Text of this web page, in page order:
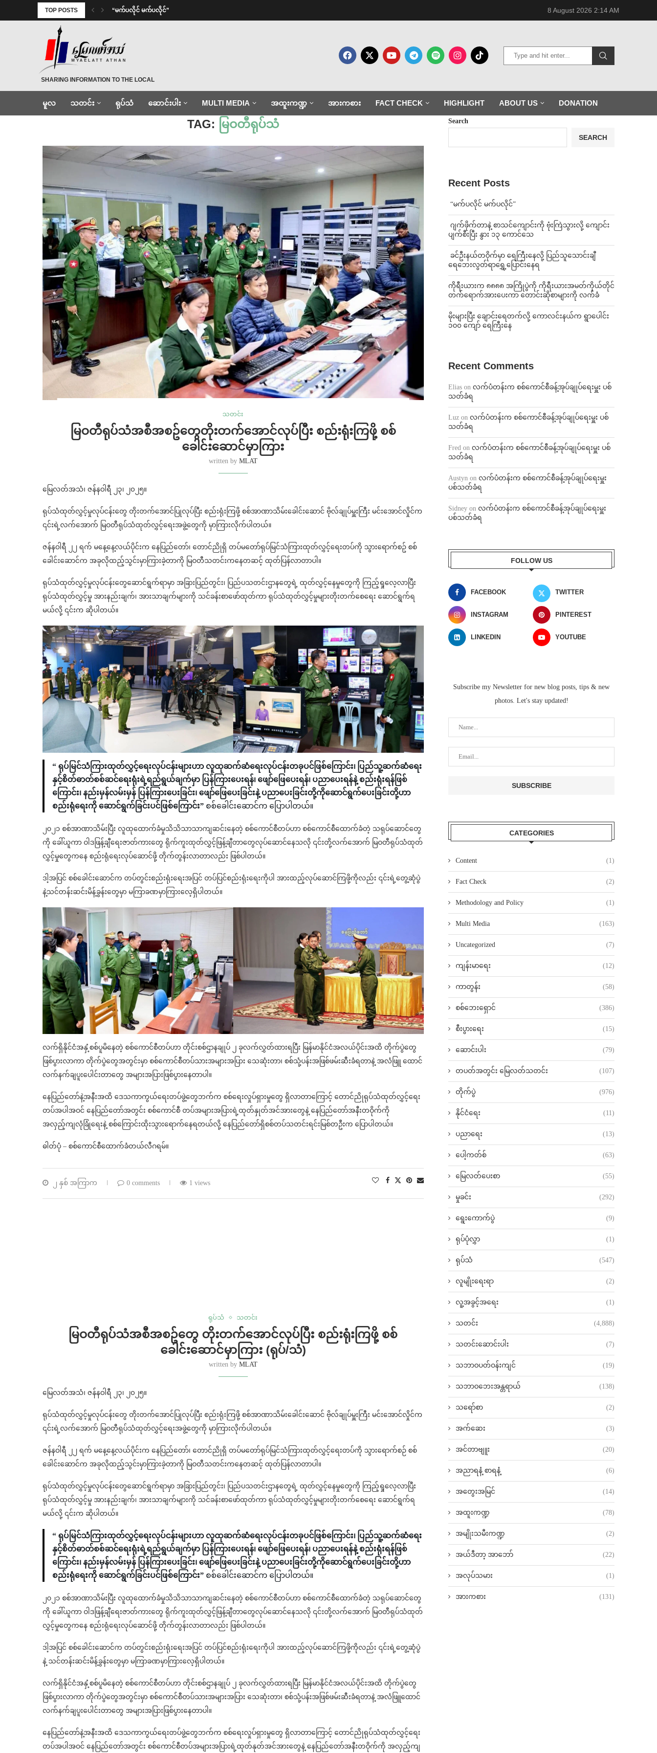
TOP POSTS ⁨ ⁨“မက်ပလိုင် မက်ပလိုင်” 8 August 2026 2:14 AM
MYAELATT ATHAN
SHARING INFORMATION TO THE LOCAL
မူလ သတင်း ရုပ်သံ ဆောင်းပါး MULTI MEDIA အထူးကဏ္ဍ အားကစား FACT CHECK HIGHLIGHT ABOUT US DONATION
Home မြဝတီရုပ်သံ
TAG: မြဝတီရုပ်သံ
သတင်း
မြဝတီရုပ်သံအစီအစဥ်တွေတိုးတက်အောင်လုပ်ပြီး စည်းရုံးကြဖို့ စစ်
ခေါင်းဆောင်မှာကြား
written by MLAT
မြေလတ်အသံ၊ ဇန်နဝါရီ ၂၃၊ ၂၀၂၅။
ရုပ်သံထုတ်လွှင့်မှုလုပ်ငန်းတွေ တိုးတက်အောင်ပြုလုပ်ပြီး စည်းရုံးကြဖို့ စစ်အာဏာသိမ်းခေါင်းဆောင် ဗိုလ်ချုပ်မှူးကြီး မင်းအောင်လှိုင်က
၎င်းရဲ့လက်အောက် မြဝတီရုပ်သံထုတ်လွှင့်ရေးအဖွဲ့တွေကို မှာကြားလိုက်ပါတယ်။
ဇန်နဝါရီ ၂၂ ရက် မနေ့နေ့လယ်ပိုင်းက နေပြည်တော်၊ တောင်ညိုရှိ တပ်မတော်ရုပ်မြင်သံကြားထုတ်လွှင့်ရေးတပ်ကို သွားရောက်စဥ် စစ်
ခေါင်းဆောင်က အခုလိုထည့်သွင်းမှာကြားခဲ့တာကို မြဝတီသတင်းကနေတဆင့် ထုတ်ပြန်လာတာပါ။
ရုပ်သံထုတ်လွှင့်မှုလုပ်ငန်းတွေဆောင်ရွက်ရာမှာ အခြားပြည်တွင်း၊ ပြည်ပသတင်းဌာနတွေရဲ့ ထုတ်လွှင့်နေမှုတွေကို ကြည့်ရှုလေ့လာပြီး
ရုပ်သံထုတ်လွှင့်မှု အားနည်းချက်၊ အားသာချက်များကို သင်ခန်းစာဖော်ထုတ်ကာ ရုပ်သံထုတ်လွှင့်မှုများတိုးတက်စေရေး ဆောင်ရွက်ရ
မယ်လို့ ၎င်းက ဆိုပါတယ်။
“ ရုပ်မြင်သံကြားထုတ်လွှင့်ရေးလုပ်ငန်းများဟာ လူထုဆက်ဆံရေးလုပ်ငန်းတခုပင်ဖြစ်ကြောင်း၊ ပြည်သူ့ဆက်ဆံရေး
နှင့်စိတ်ဓာတ်စစ်ဆင်ရေးရုံးရဲ့ရည်ရွယ်ချက်မှာ ပြန်ကြားပေးရန်၊ ဖျော်ဖြေပေးရန်၊ ပညာပေးရန်နဲ့ စည်းရုံးရန်ဖြစ်
ကြောင်း၊ နည်းမှန်လမ်းမှန် ပြန်ကြားပေးခြင်း၊ ဖျော်ဖြေပေးခြင်းနဲ့ ပညာပေးခြင်းတို့ကိုဆောင်ရွက်ပေးခြင်းတို့ဟာ
စည်းရုံရေးကို ဆောင်ရွက်ခြင်းပင်ဖြစ်ကြောင်း” စစ်ခေါင်းဆောင်က ပြောပါတယ်။
၂၀၂၁ စစ်အာဏာသိမ်းပြီး လူထုထောက်ခံမှုသိသိသာသာကျဆင်းနေတဲ့ စစ်ကောင်စီတပ်ဟာ စစ်ကောင်စီထောက်ခံတဲ့ သရုပ်ဆောင်တွေ
ကို ခေါ်ယူကာ ဝါဒဖြန့်ချီရေးဇာတ်ကားတွေ ရိုက်ကူးထုတ်လွှင့်ဖြန့်ချီတာတွေလုပ်ဆောင်နေသလို ၎င်းတို့လက်အောက် မြဝတီရုပ်သံထုတ်
လွှင့်မှုတွေကနေ စည်းရုံရေးလုပ်ဆောင်ဖို့ တိုက်တွန်းလာတာလည်း ဖြစ်ပါတယ်။
ဒါ့အပြင် စစ်ခေါင်းဆောင်က တပ်တွင်းစည်းရုံးရေးအပြင် တပ်ပြင်စည်းရုံးရေးကိုပါ အားထည့်လုပ်ဆောင်ကြဖို့ကိုလည်း ၎င်းရဲ့တွေ့ဆုံပွဲ
နဲ့သင်တန်းဆင်းမိန့်ခွန်းတွေမှာ မကြာခဏမှာကြားလေ့ရှိပါတယ်။
လက်ရှိနိုင်ငံအနှံ့စစ်ပူမိနေတဲ့ စစ်ကောင်စီတပ်ဟာ တိုင်းစစ်ဌာနချုပ် ၂ ခုလက်လွှတ်ထားရပြီး မြန်မာနိုင်ငံအလယ်ပိုင်းအထိ တိုက်ပွဲတွေ
ဖြစ်ပွားလာကာ တိုက်ပွဲတွေအတွင်းမှာ စစ်ကောင်စီတပ်သားအများအပြား သေဆုံးတာ၊ စစ်သုံ့ပန်းအဖြစ်ဖမ်းဆီးခံရတာနဲ့ အလံဖြူ ထောင်
လက်နက်ချပူးပေါင်းတာတွေ အများအပြားဖြစ်ပွားနေတာပါ။
နေပြည်တော်နဲ့အနီးအထိ ဒေသကာကွယ်ရေးတပ်ဖွဲ့တွေဘက်က စစ်ရေးလှုပ်ရှားမှုတွေ ရှိလာတာကြောင့် တောင်ညိုရုပ်သံထုတ်လွှင့်ရေး
တပ်အပါအဝင် နေပြည်တော်အတွင်း စစ်ကောင်စီ တပ်အများအပြားရဲ့ထုတ်နှုတ်အင်အားတွေနဲ့ နေပြည်တော်အနီးတဝိုက်ကို
အလှည့်ကျလုံခြုံရေးနဲ့ စစ်ကြောင်းထိုးသွားရောက်နေရတယ်လို့ နေပြည်တော်ရှိစစ်တပ်သတင်းရင်းမြစ်တဦးက ပြောပါတယ်။
ဓါတ်ပုံ – စစ်ကောင်စီထောက်ခံတယ်လီဂရမ်။
၂ နှစ် အကြာက 0 comments 1 views
ရုပ်သံ သတင်း
မြဝတီရုပ်သံအစီအစဥ်တွေ တိုးတက်အောင်လုပ်ပြီး စည်းရုံးကြဖို့ စစ်
ခေါင်းဆောင်မှာကြား (ရုပ်/သံ)
written by MLAT
မြေလတ်အသံ၊ ဇန်နဝါရီ ၂၃၊ ၂၀၂၅။
ရုပ်သံထုတ်လွှင့်မှုလုပ်ငန်းတွေ တိုးတက်အောင်ပြုလုပ်ပြီး စည်းရုံးကြဖို့ စစ်အာဏာသိမ်းခေါင်းဆောင် ဗိုလ်ချုပ်မှူးကြီး မင်းအောင်လှိုင်က
၎င်းရဲ့လက်အောက် မြဝတီရုပ်သံထုတ်လွှင့်ရေးအဖွဲ့တွေကို မှာကြားလိုက်ပါတယ်။
ဇန်နဝါရီ ၂၂ ရက် မနေ့နေ့လယ်ပိုင်းက နေပြည်တော်၊ တောင်ညိုရှိ တပ်မတော်ရုပ်မြင်သံကြားထုတ်လွှင့်ရေးတပ်ကို သွားရောက်စဉ် စစ်
ခေါင်းဆောင်က အခုလိုထည့်သွင်းမှာကြားခဲ့တာကို မြဝတီသတင်းကနေတဆင့် ထုတ်ပြန်လာတာပါ။
ရုပ်သံထုတ်လွှင့်မှုလုပ်ငန်းတွေဆောင်ရွက်ရာမှာ အခြားပြည်တွင်း၊ ပြည်ပသတင်းဌာနတွေရဲ့ ထုတ်လွှင့်နေမှုတွေကို ကြည့်ရှုလေ့လာပြီး
ရုပ်သံထုတ်လွှင့်မှု အားနည်းချက်၊ အားသာချက်များကို သင်ခန်းစာဖော်ထုတ်ကာ ရုပ်သံထုတ်လွှင့်မှုများတိုးတက်စေရေး ဆောင်ရွက်ရ
မယ်လို့ ၎င်းက ဆိုပါတယ်။
“ ရုပ်မြင်သံကြားထုတ်လွှင့်ရေးလုပ်ငန်းများဟာ လူထုဆက်ဆံရေးလုပ်ငန်းတခုပင်ဖြစ်ကြောင်း၊ ပြည်သူ့ဆက်ဆံရေး
နှင့်စိတ်ဓာတ်စစ်ဆင်ရေးရုံးရဲ့ရည်ရွယ်ချက်မှာ ပြန်ကြားပေးရန်၊ ဖျော်ဖြေပေးရန်၊ ပညာပေးရန်နဲ့ စည်းရုံးရန်ဖြစ်
ကြောင်း၊ နည်းမှန်လမ်းမှန် ပြန်ကြားပေးခြင်း၊ ဖျော်ဖြေပေးခြင်းနဲ့ ပညာပေးခြင်းတို့ကိုဆောင်ရွက်ပေးခြင်းတို့ဟာ
စည်းရုံရေးကို ဆောင်ရွက်ခြင်းပင်ဖြစ်ကြောင်း” စစ်ခေါင်းဆောင်က ပြောပါတယ်။
၂၀၂၁ စစ်အာဏာသိမ်းပြီး လူထုထောက်ခံမှုသိသိသာသာကျဆင်းနေတဲ့ စစ်ကောင်စီတပ်ဟာ စစ်ကောင်စီထောက်ခံတဲ့ သရုပ်ဆောင်တွေ
ကို ခေါ်ယူကာ ဝါဒဖြန့်ချီရေးဇာတ်ကားတွေ ရိုက်ကူးထုတ်လွှင့်ဖြန့်ချီတာတွေလုပ်ဆောင်နေသလို ၎င်းတို့လက်အောက် မြဝတီရုပ်သံထုတ်
လွှင့်မှုတွေကနေ စည်းရုံရေးလုပ်ဆောင်ဖို့ တိုက်တွန်းလာတာလည်း ဖြစ်ပါတယ်။
ဒါ့အပြင် စစ်ခေါင်းဆောင်က တပ်တွင်းစည်းရုံးရေးအပြင် တပ်ပြင်စည်းရုံးရေးကိုပါ အားထည့်လုပ်ဆောင်ကြဖို့ကိုလည်း ၎င်းရဲ့တွေ့ဆုံပွဲ
နဲ့ သင်တန်းဆင်းမိန့်ခွန်းတွေမှာ မကြာခဏမှာကြားလေ့ရှိပါတယ်။
လက်ရှိနိုင်ငံအနှံ့စစ်ပူမိနေတဲ့ စစ်ကောင်စီတပ်ဟာ တိုင်းစစ်ဌာနချုပ် ၂ ခုလက်လွှတ်ထားရပြီး မြန်မာနိုင်ငံအလယ်ပိုင်းအထိ တိုက်ပွဲတွေ
ဖြစ်ပွားလာကာ တိုက်ပွဲတွေအတွင်းမှာ စစ်ကောင်စီတပ်သားအများအပြား သေဆုံးတာ၊ စစ်သုံ့ပန်းအဖြစ်ဖမ်းဆီးခံရတာနဲ့ အလံဖြူထောင်
လက်နက်ချပူးပေါင်းတာတွေ အများအပြားဖြစ်ပွားနေတာပါ။
နေပြည်တော်နဲ့အနီးအထိ ဒေသကာကွယ်ရေးတပ်ဖွဲ့တွေဘက်က စစ်ရေးလှုပ်ရှားမှုတွေ ရှိလာတာကြောင့် တောင်ညိုရုပ်သံထုတ်လွှင့်ရေး
တပ်အပါအဝင် နေပြည်တော်အတွင်း စစ်ကောင်စီတပ်အများအပြားရဲ့ထုတ်နုတ်အင်အားတွေနဲ့ နေပြည်တော်အနီးတဝိုက်ကို အလှည့်ကျ
Search
SEARCH
Recent Posts
⁨ ⁨“မက်ပလိုင် မက်ပလိုင်”
⁨⁩ ⁨ဂျက်ဖိုက်တာနဲ့ စာသင်ကျောင်းကို ဗုံးကြဲသွားလို့ ကျောင်း
ပျက်စီးပြီး နွား ၁၃ ကောင်သေ
⁩ ⁨ခင်ဦးနယ်တဝိုက်မှာ ရေကြီးနေလို့ ပြည်သူသောင်းချီ
ရေဘေးလွတ်ရာရွှေ့ပြောင်းနေရ
ကိုရီးယားက ၈၈၈၈ အကြိုပွဲကို ကိုရီးယားအမတ်ကိုယ်တိုင်
တက်ရောက်အားပေးကာ တောင်းဆိုစာများကို လက်ခံ
⁨မိုးများပြီး ချောင်းရေတက်လို့ ကောလင်းနယ်က ရွာပေါင်း
၁၀၀ ကျော် ရေကြီးနေ
Recent Comments
Elias on လက်ပံတန်းက စစ်ကောင်စီခန့်အုပ်ချုပ်ရေးမှူး ပစ်
သတ်ခံရ
Luz on လက်ပံတန်းက စစ်ကောင်စီခန့်အုပ်ချုပ်ရေးမှူး ပစ်
သတ်ခံရ
Fred on လက်ပံတန်းက စစ်ကောင်စီခန့်အုပ်ချုပ်ရေးမှူး ပစ်
သတ်ခံရ
Austyn on လက်ပံတန်းက စစ်ကောင်စီခန့်အုပ်ချုပ်ရေးမှူး
ပစ်သတ်ခံရ
Sidney on လက်ပံတန်းက စစ်ကောင်စီခန့်အုပ်ချုပ်ရေးမှူး
ပစ်သတ်ခံရ
FOLLOW US
FACEBOOK TWITTER
INSTAGRAM PINTEREST
LINKEDIN YOUTUBE
Subscribe my Newsletter for new blog posts, tips & new
photos. Let's stay updated!
CATEGORIES
Content (1)
Fact Check (2)
Methodology and Policy (1)
Multi Media (163)
Uncategorized (7)
ကျန်းမာရေး (12)
ကာတွန်း (58)
စစ်ဘေးရှောင် (386)
စီးပွားရေး (15)
ဆောင်းပါး (79)
တပတ်အတွင်း မြေလတ်သတင်း (107)
တိုက်ပွဲ (976)
နိုင်ငံရေး (11)
ပညာရေး (13)
ပေါ့ကတ်စ် (63)
မြေလတ်ပေးစာ (55)
မှုခင်း (292)
ရွေးကောက်ပွဲ (9)
ရုပ်ပုံလွှာ (1)
ရုပ်သံ (547)
လူမျိုးရေးရာ (2)
လူ့အခွင့်အရေး (1)
သတင်း (4,888)
သတင်းဆောင်းပါး (7)
သဘာဝပတ်ဝန်းကျင် (19)
သဘာဝဘေးအန္တရာယ် (138)
သရော်စာ (2)
အက်ဆေး (3)
အင်တာဗျူး (20)
အညာရနံ့ စာရနံ့ (6)
အတွေးအမြင် (14)
အထူးကဏ္ဍ (78)
အမျိုးသမီးကဏ္ဍ (2)
အယ်ဒီတာ့ အာဘော် (22)
အလုပ်သမား (1)
အားကစား (131)